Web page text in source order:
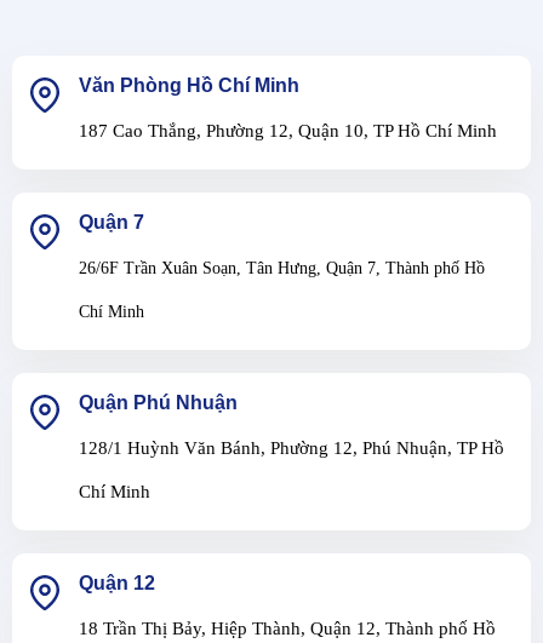
Văn Phòng Hồ Chí Minh
187 Cao Thắng, Phường 12, Quận 10, TP Hồ Chí Minh
Quận 7
26/6F Trần Xuân Soạn, Tân Hưng, Quận 7, Thành phố Hồ
Chí Minh
Quận Phú Nhuận
128/1 Huỳnh Văn Bánh, Phường 12, Phú Nhuận, TP Hồ
Chí Minh
Quận 12
18 Trần Thị Bảy, Hiệp Thành, Quận 12, Thành phố Hồ